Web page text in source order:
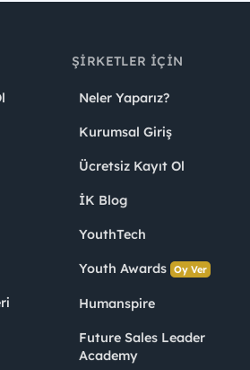
ŞIRKETLER İÇIN
Neler Yaparız?
Kurumsal Giriş
Ücretsiz Kayıt Ol
İK Blog
YouthTech
Youth Awards Oy Ver
Humanspire
Future Sales Leader
Academy